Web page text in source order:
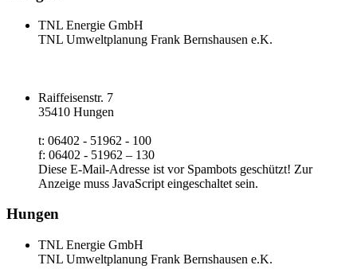
TNL Energie GmbH
TNL Umweltplanung Frank Bernshausen e.K.
Raiffeisenstr. 7
35410 Hungen
t: 06402 - 51962 - 100
f: 06402 - 51962 – 130
Diese E-Mail-Adresse ist vor Spambots geschützt! Zur
Anzeige muss JavaScript eingeschaltet sein.
Hungen
TNL Energie GmbH
TNL Umweltplanung Frank Bernshausen e.K.